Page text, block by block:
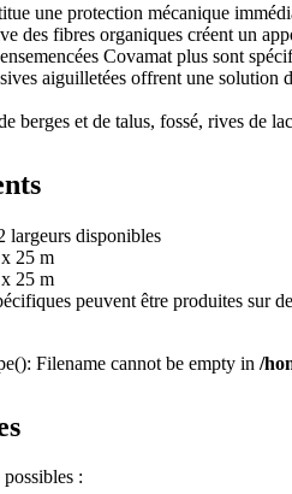
une protection mécanique
des fibres organiques créent un
Covamat plus sont
aiguilletées offrent une
berges et de talus, fossé, rives de
largeurs disponibles
25 m
25 m
peuvent être produites sur
Filename cannot be empty in /
: